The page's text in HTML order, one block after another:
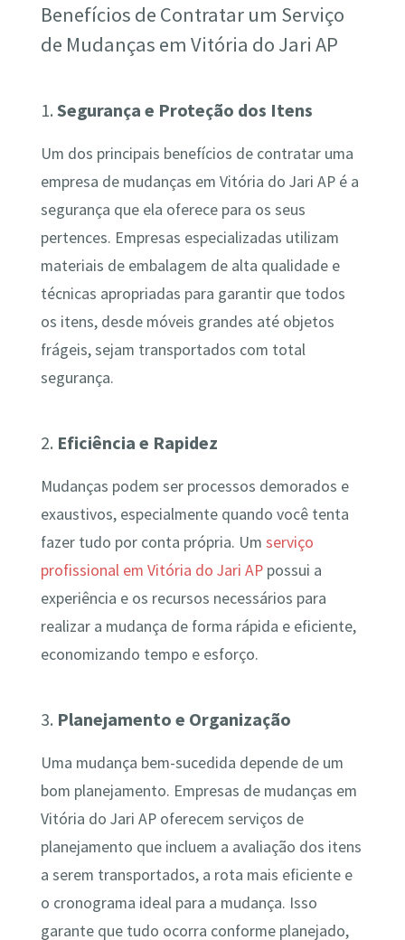
Benefícios de Contratar um Serviço
de Mudanças em Vitória do Jari AP
1. Segurança e Proteção dos Itens
Um dos principais benefícios de contratar uma
empresa de mudanças em Vitória do Jari AP é a
segurança que ela oferece para os seus
pertences. Empresas especializadas utilizam
materiais de embalagem de alta qualidade e
técnicas apropriadas para garantir que todos
os itens, desde móveis grandes até objetos
frágeis, sejam transportados com total
segurança.
2. Eficiência e Rapidez
Mudanças podem ser processos demorados e
exaustivos, especialmente quando você tenta
fazer tudo por conta própria. Um serviço
profissional em Vitória do Jari APpossui a
experiência e os recursos necessários para
realizar a mudança de forma rápida e eficiente,
economizando tempo e esforço.
3. Planejamento e Organização
Uma mudança bem-sucedida depende de um
bom planejamento. Empresas de mudanças em
Vitória do Jari AP oferecem serviços de
planejamento que incluem a avaliação dos itens
a serem transportados, a rota mais eficiente e
o cronograma ideal para a mudança. Isso
garante que tudo ocorra conforme planejado,